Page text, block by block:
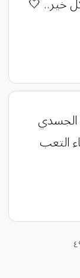
الجسدي
التعب